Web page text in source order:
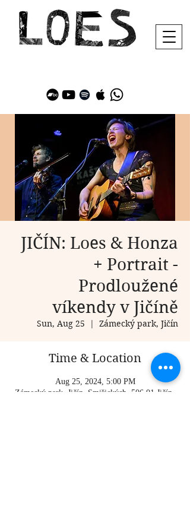
JIČÍN: Loes & Honza
+ Portrait -
Prodloužené
víkendy v Jičíně
Sun, Aug 25
  |
Zámecký park, Jičín
Time & Location
Aug 25, 2024, 5:00 PM
Zámecký park, Jičín, Smiřických, 506 01 Jičín-